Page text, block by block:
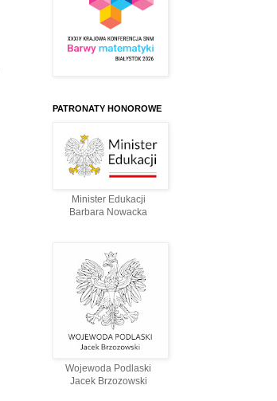
PATRONATY HONOROWE
Minister Edukacji
Barbara Nowacka
Wojewoda Podlaski
Jacek Brzozowski